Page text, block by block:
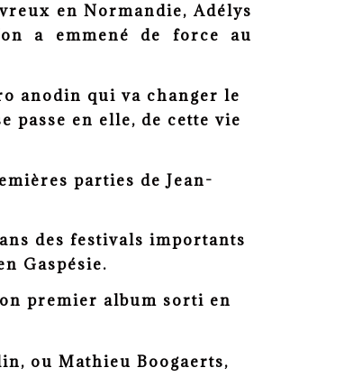
en Normandie, Adélys
a emmené de force au
anodin qui va changer le
passe en elle, de cette vie
parties de Jean-
des festivals importants
Gaspésie.
premier album sorti en
ou Mathieu Boogaerts,